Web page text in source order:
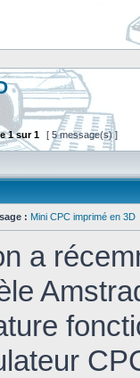
1sur1 [ 5 message(s) ]
: Mini CPC imprimé en 3D
a